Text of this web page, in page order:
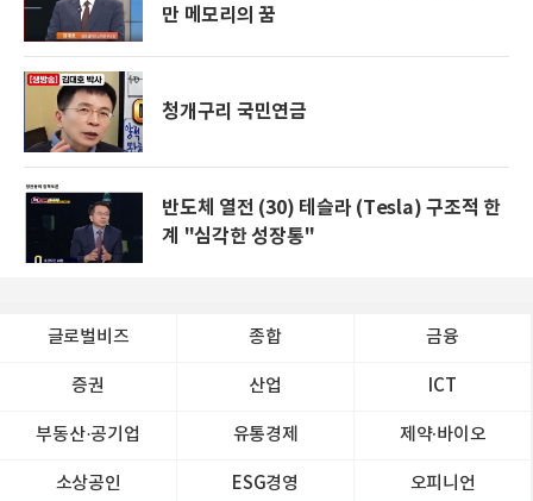
만 메모리의 꿈
청개구리 국민연금
반도체 열전 (30) 테슬라 (Tesla) 구조적 한
계 "심각한 성장통"
글로벌비즈 종합 금융
증권 산업 ICT
부동산·공기업 유통경제 제약∙바이오
소상공인 ESG경영 오피니언